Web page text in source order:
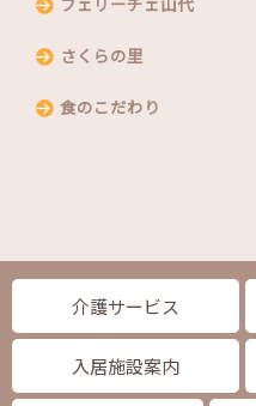
さくらの里
食のこだわり
介護サービス
入居施設案内